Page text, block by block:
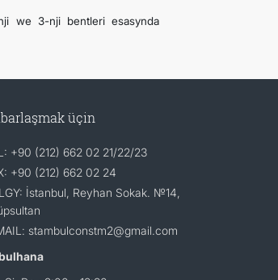
we 3-nji bentleri esasynda
üçin
+90 (212) 662 02 21/22/23
+90 (212) 662 02 24
İstanbul, Reyhan Sokak. №14,
stambulconstm2@gmail.com